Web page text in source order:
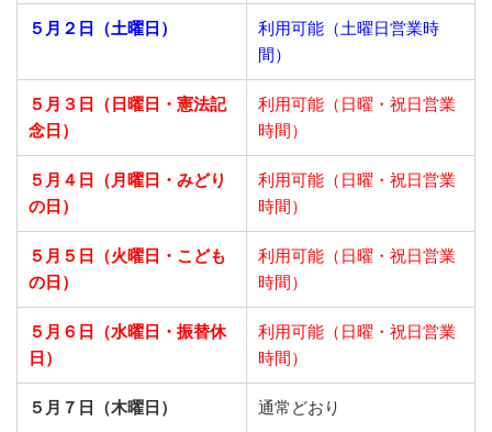
５月２日（土曜日）
利用可能（土曜日営業時
間）
５月３日（日曜日・憲法記
念日）
利用可能（日曜・祝日営業
時間）
５月４日（月曜日・みどり
の日）
利用可能（日曜・祝日営業
時間）
５月５日（火曜日・こども
の日）
利用可能（日曜・祝日営業
時間）
５月６日（水曜日・振替休
日）
利用可能（日曜・祝日営業
時間）
５月７日（木曜日） 通常どおり